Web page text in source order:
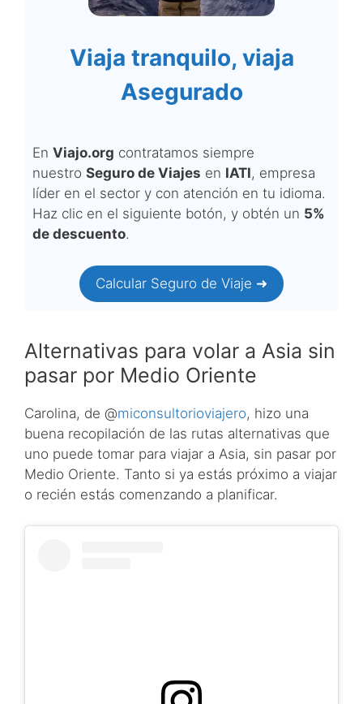
Viaja tranquilo, viaja
Asegurado
En Viajo.org contratamos siempre
nuestro Seguro de Viajes en IATI, empresa
líder en el sector y con atención en tu idioma.
Haz clic en el siguiente botón, y obtén un 5%
de descuento.
Calcular Seguro de Viaje ➜
Alternativas para volar a Asia sin
pasar por Medio Oriente
Carolina, de @miconsultorioviajero, hizo una
buena recopilación de las rutas alternativas que
uno puede tomar para viajar a Asia, sin pasar por
Medio Oriente. Tanto si ya estás próximo a viajar
o recién estás comenzando a planificar.